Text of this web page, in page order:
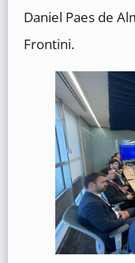
Daniel Paes de
Frontini.